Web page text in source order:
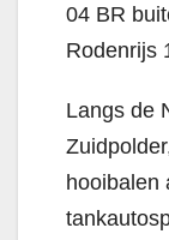
04 BR
Rodenrijs
Langs de
hooibalen